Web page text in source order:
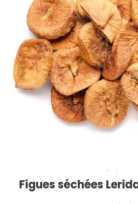
Figues séchées